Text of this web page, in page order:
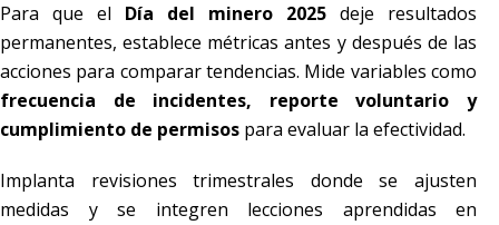
Para que el Día del minero 2025 deje resultados
permanentes, establece métricas antes y después de las
acciones para comparar tendencias. Mide variables como
frecuencia de incidentes, reporte voluntario y
cumplimiento de permisos para evaluar la efectividad.
Implanta revisiones trimestrales donde se ajusten
medidas y se integren lecciones aprendidas en